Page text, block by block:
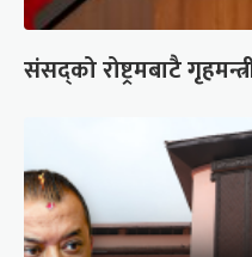
संसद्को रोष्ट्रमबाटै